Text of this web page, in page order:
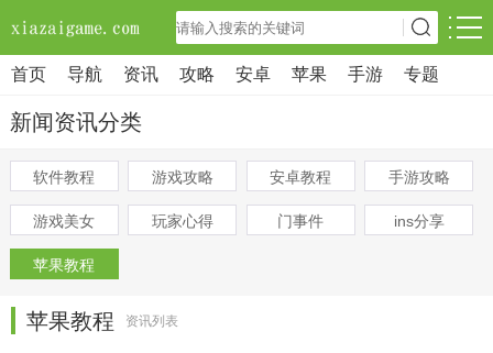
首页 导航 资讯 攻略 安卓 苹果 手游 专题
新闻资讯分类
软件教程 游戏攻略 安卓教程 手游攻略
游戏美女 玩家心得 门事件 ins分享
苹果教程
苹果教程 资讯列表